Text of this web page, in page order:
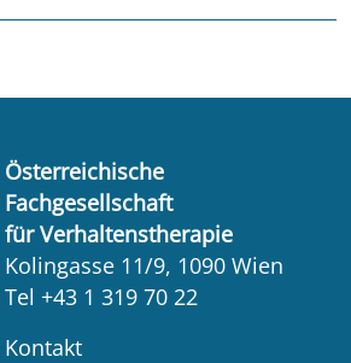
Österreichische
Fachgesellschaft
für Verhaltenstherapie
Kolingasse 11/9, 1090 Wien
Tel +43 1 319 70 22
Kontakt